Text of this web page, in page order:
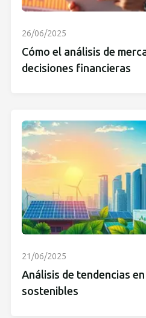
26/06/2025
Cómo el análisis de
decisiones financieras
21/06/2025
Análisis de tendencias
sostenibles